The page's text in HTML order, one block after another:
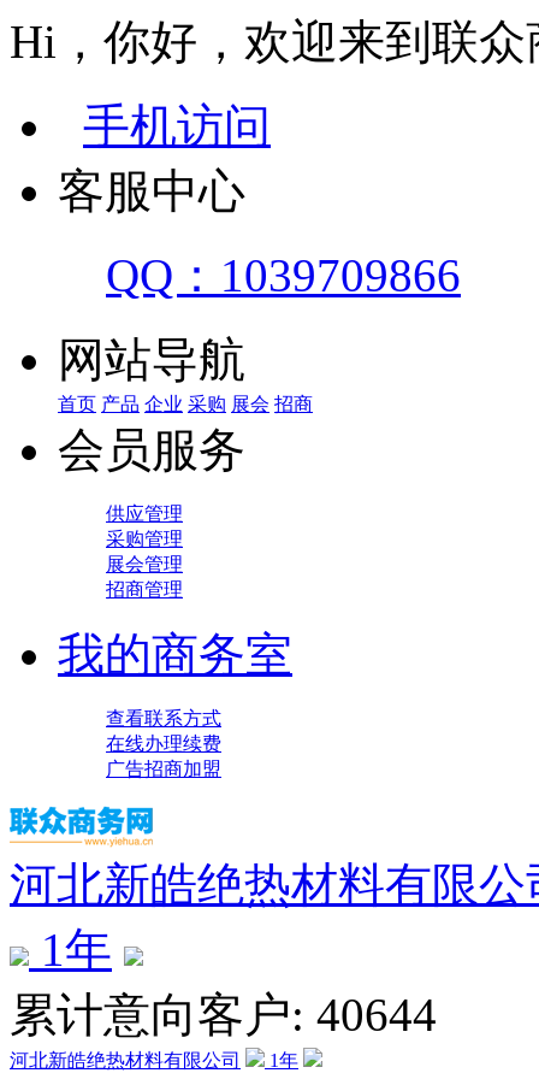
Hi，你好，欢迎来到联众
手机访问
客服中心
QQ：1039709866
网站导航
首页 产品 企业 采购 展会 招商
会员服务
供应管理
采购管理
展会管理
招商管理
我的商务室
查看联系方式
在线办理续费
广告招商加盟
河北新皓绝热材料有限公
1年
累计意向客户: 40644
河北新皓绝热材料有限公司 1年